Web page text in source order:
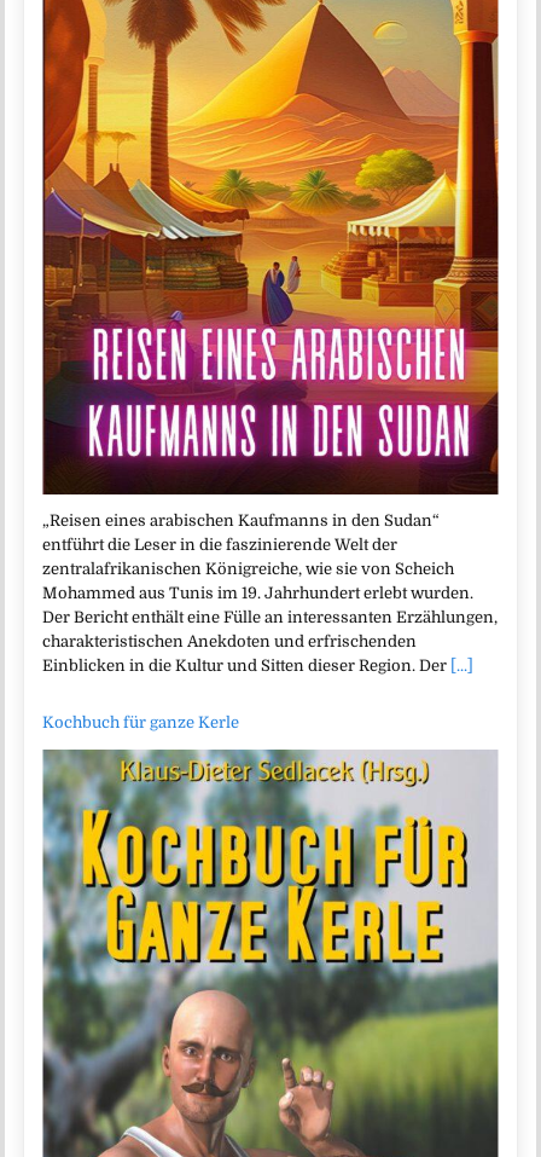
„Reisen eines arabischen Kaufmanns in den Sudan“
entführt die Leser in die faszinierende Welt der
zentralafrikanischen Königreiche, wie sie von Scheich
Mohammed aus Tunis im 19. Jahrhundert erlebt wurden.
Der Bericht enthält eine Fülle an interessanten Erzählungen,
charakteristischen Anekdoten und erfrischenden
Einblicken in die Kultur und Sitten dieser Region. Der [...]
Kochbuch für ganze Kerle